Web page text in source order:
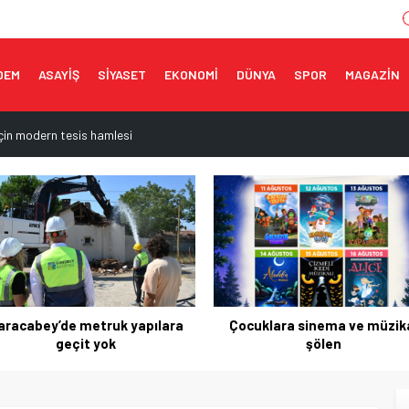
ASAYİŞ SİYASET EKONOMİ DÜNYA SPOR MAGAZİN
modern tesis hamlesi
geçit yok
şölen
taşınıyor
anlaşması imzalandı
sinema ve müzikal
şölen
Erguvan Bayramı geleceğe
taşınıyor